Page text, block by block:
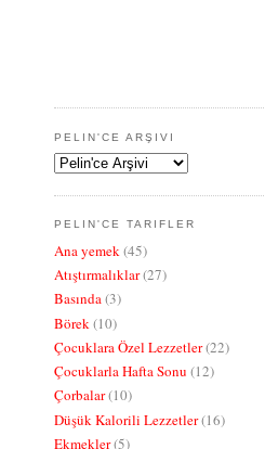
PELIN'CE ARŞIVI
PELIN'CE TARIFLER
Ana yemek(45)
Atıştırmalıklar(27)
Basında(3)
Börek(10)
Çocuklara Özel Lezzetler(22)
Çocuklarla Hafta Sonu (12)
Çorbalar(10)
Düşük Kalorili Lezzetler(16)
Ekmekler(5)